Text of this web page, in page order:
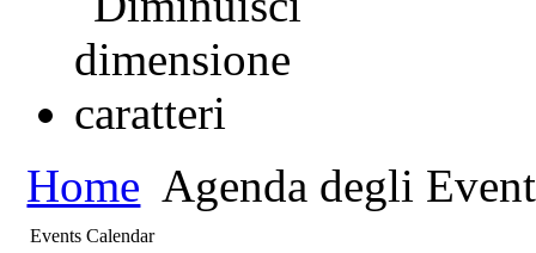
Home Agenda degli
Events Calendar